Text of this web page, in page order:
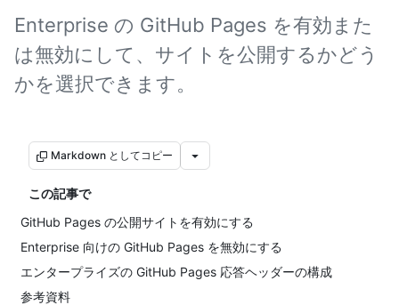
Enterprise の GitHub Pages を有効また
は無効にして、サイトを公開するかどう
かを選択できます。
Markdown としてコピー
この記事で
GitHub Pages の公開サイトを有効にする
Enterprise 向けの GitHub Pages を無効にする
エンタープライズの GitHub Pages 応答ヘッダーの構成
参考資料